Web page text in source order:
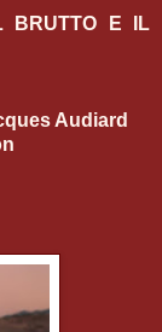
BRUTTO E IL
Audiard